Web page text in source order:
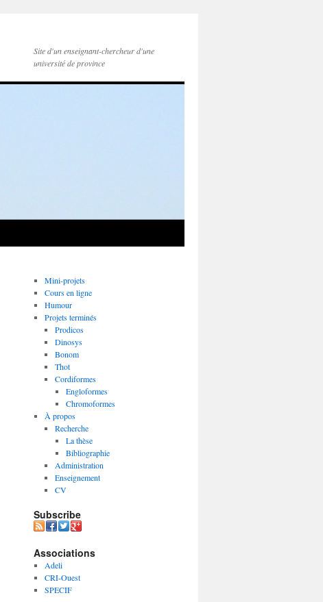
Site d'un enseignant-chercheur d'une
université de province
Mini-projets
Cours en ligne
Humour
Projets terminés
Prodicos
Dinosys
Bonom
Thot
Cordiformes
Engloformes
Chromoformes
À propos
Recherche
La thèse
Bibliographie
Administration
Enseignement
CV
Subscribe
Associations
Adeli
CRI-Ouest
SPECIF